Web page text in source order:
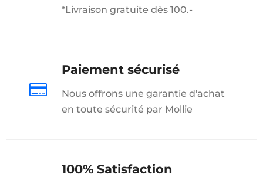
*Livraison gratuite dès 100.-

Paiement sécurisé
Nous offrons une garantie d'achat
en toute sécurité par Mollie
100% Satisfaction